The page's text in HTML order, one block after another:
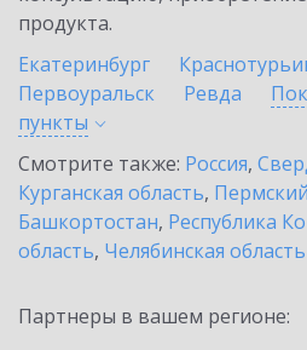
продукта.
Екатеринбург
Первоуральск
Ревда
пункты
Смотрите также: Россия,
Курганская область,
Башкортостан, Республика
область, Челябинская область
Партнеры в вашем регионе: